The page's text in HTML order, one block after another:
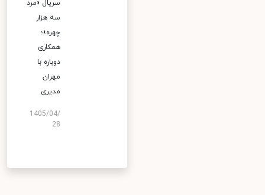
سریال «مرد
سه هزار
چهره»؛
همکاری
دوباره با
مهران
مدیری
1405/04/
28